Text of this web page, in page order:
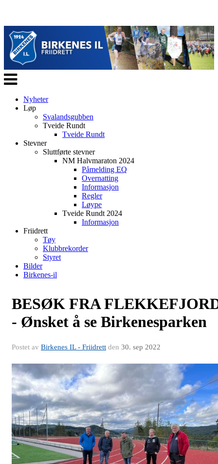
Veksle
navigasjon
Nyheter
Løp
Svalandsgubben
Tveide Rundt
Tveide Rundt
Stevner
Sluttførte stevner
NM Halvmaraton 2024
Påmelding EQ
Overnatting
Informasjon
Regler
Løype
Tveide Rundt 2024
Informasjon
Friidrett
Tøy
Klubbrekorder
Styret
Bilder
Birkenes-il
BESØK FRA
- Ønsket å se Birkenesparken
Postet av Birkenes IL - Friidrett den 30. sep 2022